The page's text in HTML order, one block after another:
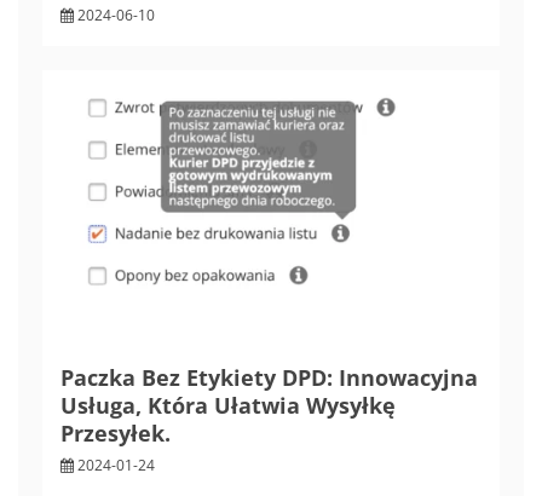
2024-06-10
Paczka Bez Etykiety DPD: Innowacyjna
Usługa, Która Ułatwia Wysyłkę
Przesyłek.
2024-01-24